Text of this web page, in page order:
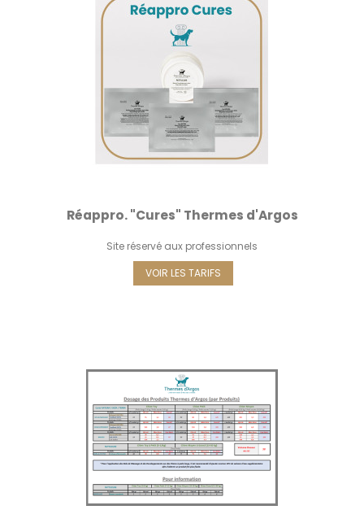
Réappro. "Cures" Thermes d'Argos
Site réservé aux professionnels
VOIR LES TARIFS